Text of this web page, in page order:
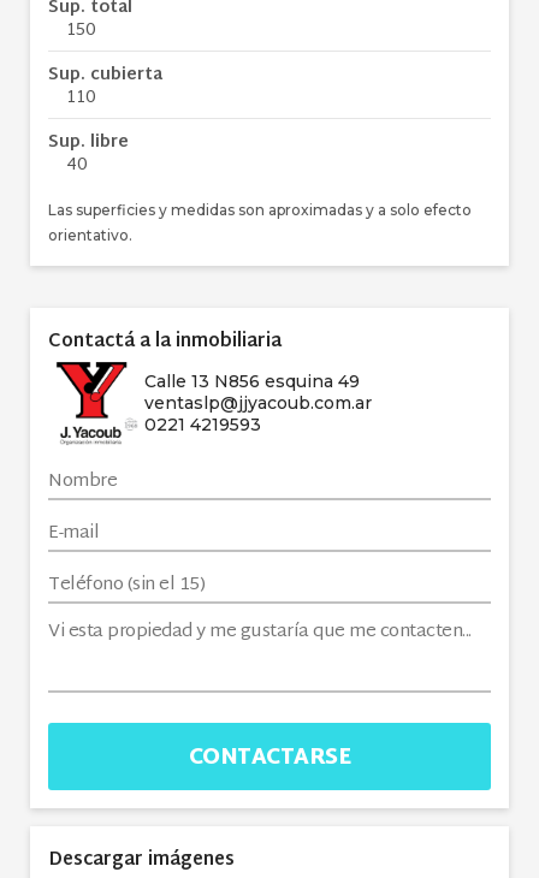
Sup. total
150
Sup. cubierta
110
Sup. libre
40
Las superficies y medidas son aproximadas y a solo efecto
orientativo.
Contactá a la inmobiliaria
Calle 13 N856 esquina 49
ventaslp@jjyacoub.com.ar
0221 4219593
CONTACTARSE
Descargar imágenes